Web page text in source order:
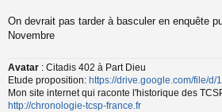
g
e
l
u
On devrait pas tarder à basculer en enquête
Novembre
Avatar : Citadis 402 à Part Dieu
Etude proposition: https://drive.google.com/file/d/
Mon site internet qui raconte l'historique des
http://chronologie-tcsp-france.fr